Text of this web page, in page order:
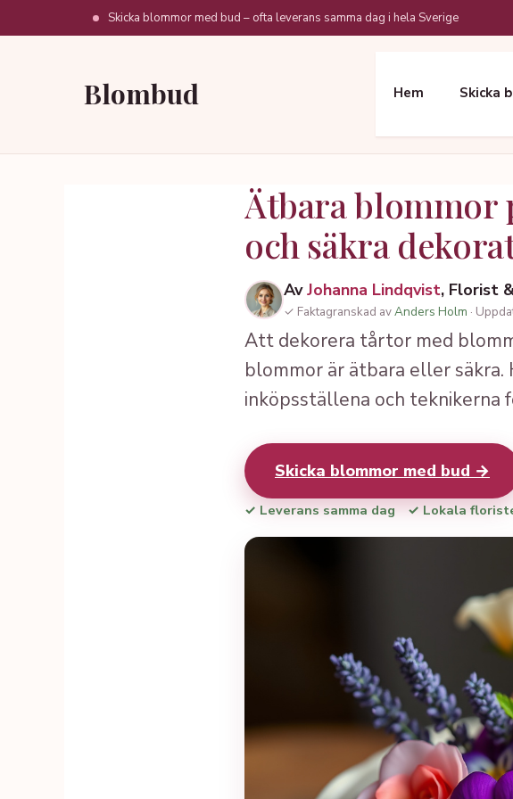
till
Skicka blommor med bud – ofta leverans samma dag i hela Sverige
Blombud Hem Skicka
Ätbara blommor
och säkra
AvJohanna Lindqvist, Florist
✓ Faktagranskad avAnders Holm ·
Att dekorera tårtor med
blommor är ätbara eller
inköpsställena och teknikerna
Skicka blommor med bud →
✓ Leverans samma dag ✓ Lokala